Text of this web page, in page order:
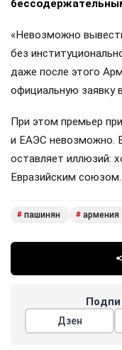
«Невозможно
без
даже после этого
официальную заявку
При этом премьер
и ЕАЭС невозможно.
оставляет иллюзий:
Евразийским союзом.
# пашинян # армения
Дзен